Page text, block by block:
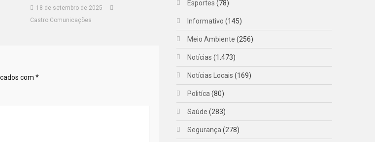
18 de setembro de 2025
Castro Comunicações
com *
Esportes (78)
Informativo (145)
Meio Ambiente (256)
Notícias (1.473)
Notícias Locais (169)
Politíca (80)
Saúde (283)
Segurança (278)